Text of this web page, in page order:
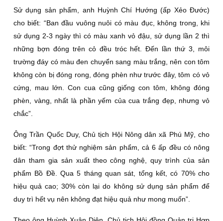
Sử dụng sản phẩm, anh Huỳnh Chí Hướng (ấp Xẻo Ðước)
cho biết: “Ban đầu vuông nuôi có màu đục, không trong, khi
sử dụng 2-3 ngày thì có màu xanh vỏ đậu, sử dụng lần 2 thì
những bợn đóng trên cỏ đều tróc hết. Ðến lần thứ 3, môi
trường đáy có màu đen chuyển sang màu trắng, nên con tôm
không còn bị đóng rong, đóng phèn như trước đây, tôm có vỏ
cứng, mau lớn. Con cua cũng giống con tôm, không đóng
phèn, vàng, nhất là phần yếm của cua trắng đẹp, nhưng vỏ
chắc”.
Ông Trần Quốc Duy, Chủ tịch Hội Nông dân xã Phú Mỹ, cho
biết: “Trong đợt thử nghiệm sản phẩm, cả 6 ấp đều có nông
dân tham gia sản xuất theo công nghệ, quy trình của sản
phẩm Bồ Ðề. Qua 5 tháng quan sát, tổng kết, có 70% cho
hiệu quả cao; 30% còn lại do không sử dụng sản phẩm để
duy trì hết vụ nên không đạt hiệu quả như mong muốn”.